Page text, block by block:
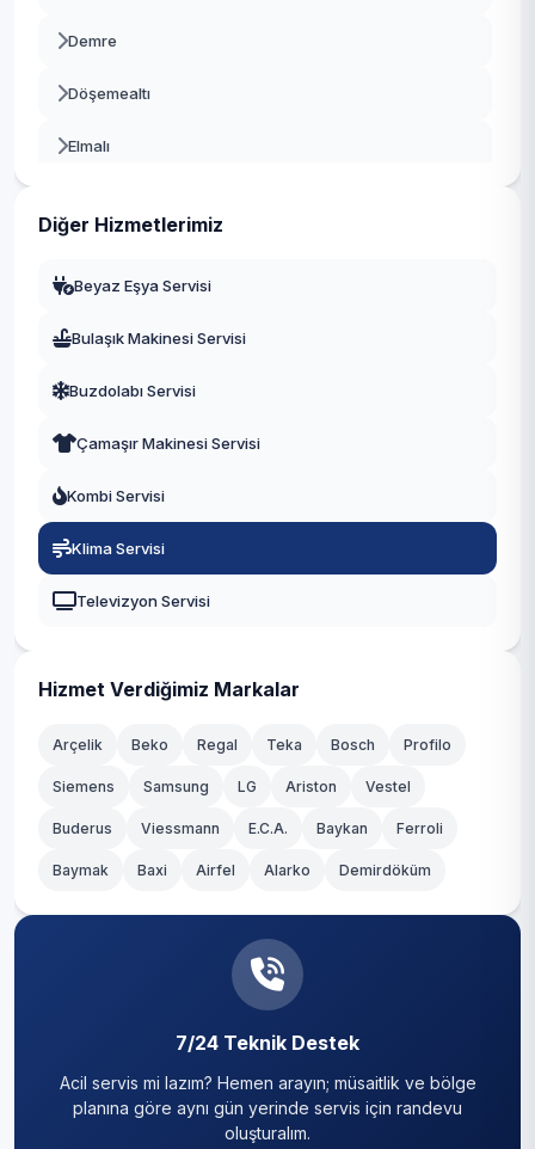
Demre
Döşemealtı
Elmalı
Serik
Diğer Hizmetlerimiz
Beyaz Eşya Servisi
Bulaşık Makinesi Servisi
Buzdolabı Servisi
Çamaşır Makinesi Servisi
Kombi Servisi
Klima Servisi
Televizyon Servisi
Hizmet Verdiğimiz Markalar
Arçelik Beko Regal Teka Bosch Profilo
Siemens Samsung LG Ariston Vestel
Buderus Viessmann E.C.A. Baykan Ferroli
Baymak Baxi Airfel Alarko Demirdöküm
7/24 Teknik Destek
Acil servis mi lazım? Hemen arayın; müsaitlik ve bölge
planına göre aynı gün yerinde servis için randevu
oluşturalım.